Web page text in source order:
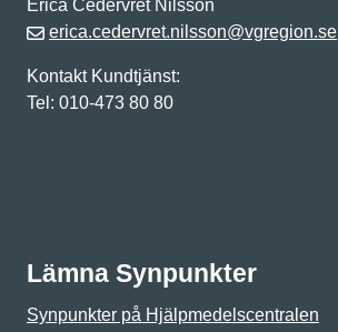
Erica Cedervret Nilsson
erica.cedervret.nilsson@vgregion.se
Kontakt Kundtjänst:
Tel: 010-473 80 80
Lämna Synpunkter
Synpunkter på Hjälpmedelscentralen